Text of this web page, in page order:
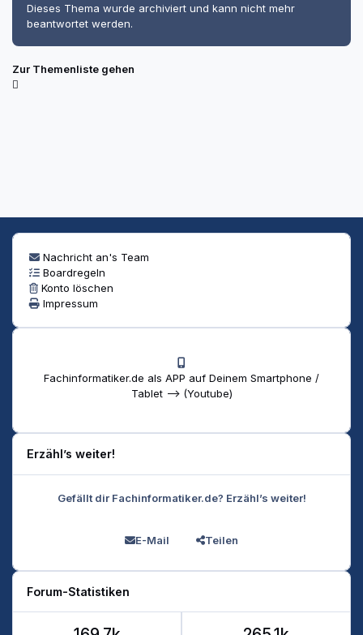
Dieses Thema wurde archiviert und kann nicht mehr
beantwortet werden.
Zur Themenliste gehen
Nachricht an's Team
Boardregeln
Konto löschen
Impressum
Fachinformatiker.de als APP auf Deinem Smartphone /
Tablet --> (Youtube)
Erzähl’s weiter!
Gefällt dir Fachinformatiker.de? Erzähl’s weiter!
E-Mail Teilen
Forum-Statistiken